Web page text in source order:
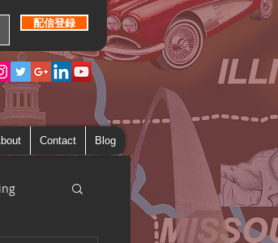
配信登録
Contact Blog